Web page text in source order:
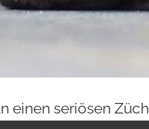
einen seriösen